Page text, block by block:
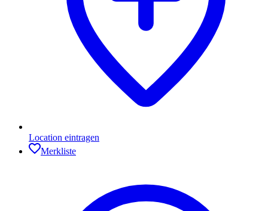
Location eintragen
Merkliste